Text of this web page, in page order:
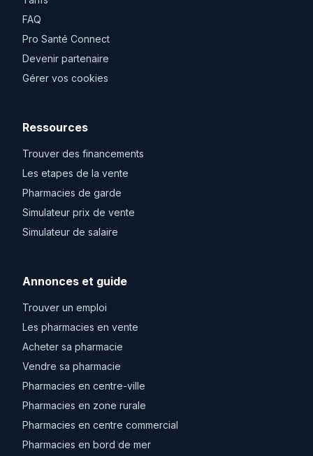
FAQ
Pro Santé Connect
Devenir partenaire
Gérer vos cookies
Ressources
Trouver des financements
Les etapes de la vente
Pharmacies de garde
Simulateur prix de vente
Simulateur de salaire
Annonces et guide
Trouver un emploi
Les pharmacies en vente
Acheter sa pharmacie
Vendre sa pharmacie
Pharmacies en centre-ville
Pharmacies en zone rurale
Pharmacies en centre commercial
Pharmacies en bord de mer